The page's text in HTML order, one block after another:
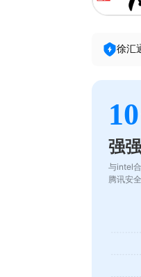
徐汇
10
强
与intel
腾讯安